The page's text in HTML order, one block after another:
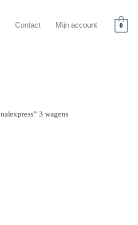
Contact Mijn account 0
3 wagens